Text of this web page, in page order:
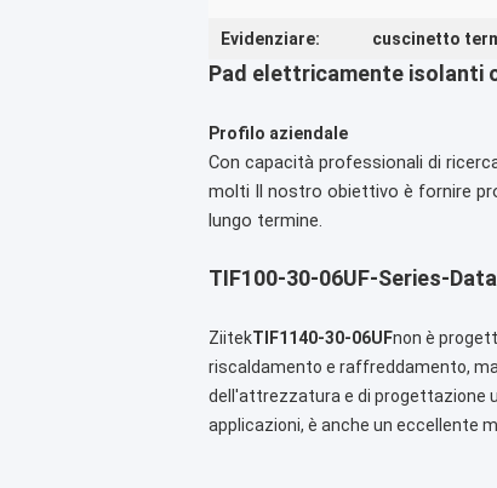
Evidenziare: cuscinetto
Pad elettricamente isolanti
Profilo aziendale
Con capacità professionali di
molti Il nostro obiettivo è fornire
lungo termine.
TIF100-30-06UF-Series-
ZiitekTIF1140-30-06UFnon è
riscaldamento e raffreddamento,
dell'attrezzatura e di progettazione
applicazioni, è anche un eccellente